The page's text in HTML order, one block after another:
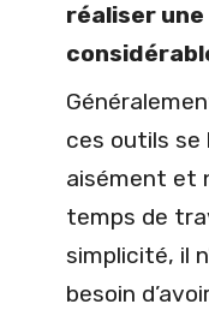
réaliser
ces outils
aisément et
temps de
simplicité, il
besoin